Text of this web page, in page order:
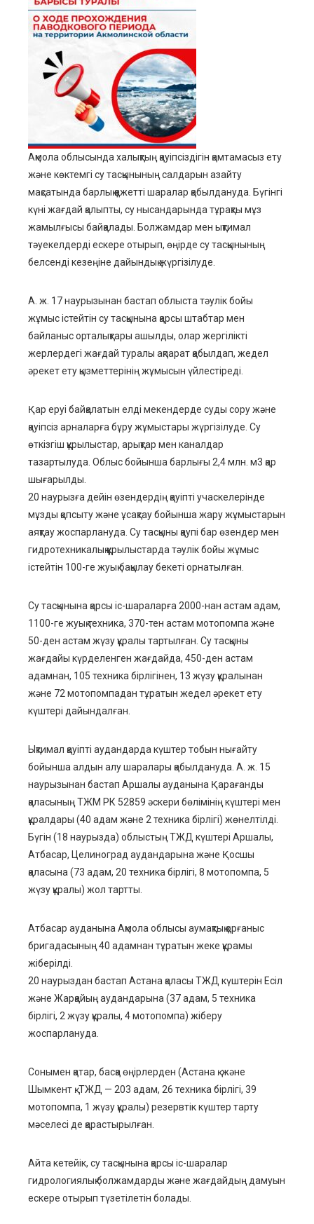
Ақмола облысында халықтың қауіпсіздігін қамтамасыз ету
және көктемгі су тасқынының салдарын азайту
мақсатында барлық қажетті шаралар қабылдануда. Бүгінгі
күні жағдай қалыпты, су нысандарында тұрақты мұз
жамылғысы байқалады. Болжамдар мен ықтимал
тәуекелдерді ескере отырып, өңірде су тасқынының
белсенді кезеңіне дайындық жүргізілуде.
А. ж. 17 наурызынан бастап облыста тәулік бойы
жұмыс істейтін су тасқынына қарсы штабтар мен
байланыс орталықтары ашылды, олар жергілікті
жерлердегі жағдай туралы ақпарат қабылдап, жедел
әрекет ету қызметтерінің жұмысын үйлестіреді.
Қар еруі байқалатын елді мекендерде суды сору және
қауіпсіз арналарға бұру жұмыстары жүргізілуде. Су
өткізгіш құрылыстар, арықтар мен каналдар
тазартылуда. Облыс бойынша барлығы 2,4 млн. м3 қар
шығарылды.
20 наурызға дейін өзендердің қауіпті учаскелерінде
мұзды қопсыту және ұсақтау бойынша жару жұмыстарын
аяқтау жоспарлануда. Су тасқыны қаупі бар өзендер мен
гидротехникалық құрылыстарда тәулік бойы жұмыс
істейтін 100-ге жуық бақылау бекеті орнатылған.
Су тасқынына қарсы іс-шараларға 2000-нан астам адам,
1100-ге жуық техника, 370-тен астам мотопомпа және
50-ден астам жүзу құралы тартылған. Су тасқыны
жағдайы күрделенген жағдайда, 450-ден астам
адамнан, 105 техника бірлігінен, 13 жүзу құралынан
және 72 мотопомпадан тұратын жедел әрекет ету
күштері дайындалған.
Ықтимал қауіпті аудандарда күштер тобын нығайту
бойынша алдын алу шаралары қабылдануда. А. ж. 15
наурызынан бастап Аршалы ауданына Қарағанды
қаласының ТЖМ РК 52859 әскери бөлімінің күштері мен
құралдары (40 адам және 2 техника бірлігі) жөнелтілді.
Бүгін (18 наурызда) облыстың ТЖД күштері Аршалы,
Атбасар, Целиноград аудандарына және Қосшы
қаласына (73 адам, 20 техника бірлігі, 8 мотопомпа, 5
жүзу құралы) жол тартты.
Атбасар ауданына Ақмола облысы аумақтық қорғаныс
бригадасының 40 адамнан тұратын жеке құрамы
жіберілді.
20 наурыздан бастап Астана қаласы ТЖД күштерін Есіл
және Жарқайың аудандарына (37 адам, 5 техника
бірлігі, 2 жүзу құралы, 4 мотопомпа) жіберу
жоспарлануда.
Сонымен қатар, басқа өңірлерден (Астана қ. және
Шымкент қ. ТЖД — 203 адам, 26 техника бірлігі, 39
мотопомпа, 1 жүзу құралы) резервтік күштер тарту
мәселесі де қарастырылған.
Айта кетейік, су тасқынына қарсы іс-шаралар
гидрологиялық болжамдарды және жағдайдың дамуын
ескере отырып түзетілетін болады.